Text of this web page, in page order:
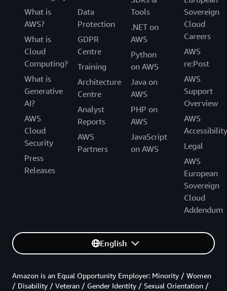
What is
AWS?
What is
Cloud
Computing?
What is
Generative
AI?
AWS
Cloud
Security
Press
Releases
Data
Protection
GDPR
Centre
Training
Architecture
Centre
Analyst
Reports
AWS
Partners
Tools
.NET on
AWS
Python
on AWS
Java on
AWS
PHP on
AWS
JavaScript
on AWS
Sovereign
Cloud
Careers
AWS
re:Post
AWS
Support
Overview
AWS
Accessibility
Legal
AWS
European
Sovereign
Cloud
Addendum
English
Amazon is an Equal Opportunity Employer: Minority / Women
/ Disability / Veteran / Gender Identity / Sexual Orientation /